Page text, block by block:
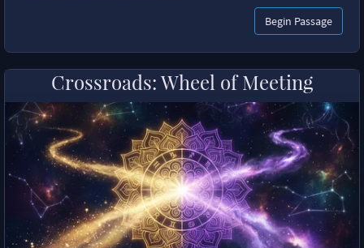
Begin Passage
Crossroads: Wheel of Meeting